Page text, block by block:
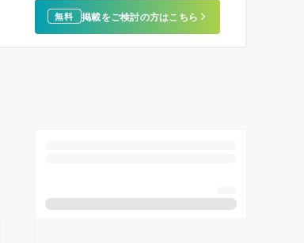
無料 掲載をご検討の方はこちら